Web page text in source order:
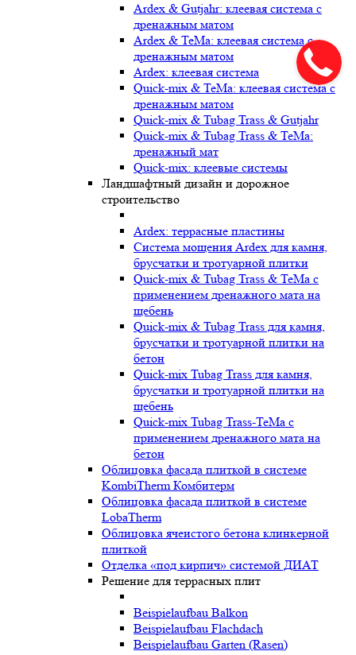
Ardex & Gutjahr: клеевая система с
дренажным матом
Ardex & TeMa: клеевая система с
дренажным матом
Ardex: клеевая система
Quick-mix & TeMa: клеевая система с
дренажным матом
Quick-mix & Tubag Trass & Gutjahr
Quick-mix & Tubag Trass & TeMa:
дренажный мат
Quick-mix: клеевые системы
Ландшафтный дизайн и дорожное
строительство
Ardex: террасные пластины
Cистема мощения Ardex для камня,
брусчатки и тротуарной плитки
Quick-mix & Tubag Trass & TeMa с
применением дренажного мата на
щебень
Quick-mix & Tubag Trass для камня,
брусчатки и тротуарной плитки на
бетон
Quick-mix Tubag Trass для камня,
брусчатки и тротуарной плитки на
щебень
Quick-mix Tubag Trass-TeMa с
применением дренажного мата на
бетон
Облицовка фасада плиткой в системе
KombiTherm Комбитерм
Облицовка фасада плиткой в системе
LobaTherm
Облицовка ячеистого бетона клинкерной
плиткой
Отделка «под кирпич» системой ДИАТ
Решение для террасных плит
Beispielaufbau Balkon
Beispielaufbau Flachdach
Beispielaufbau Garten (Rasen)